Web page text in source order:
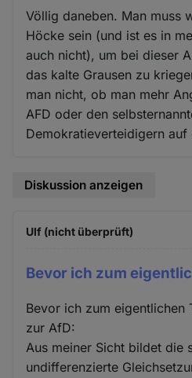
Völlig daneben. Man muss
Höcke sein (und ist es in
auch nicht), um bei dieser
das kalte Grausen zu
man nicht, ob man mehr
AFD oder den
Demokratieverteidigern auf
Diskussion anzeigen
Ulf (nicht überprüft)
Bevor ich zum
Bevor ich zum eigentlichen
zur AfD:
Aus meiner Sicht bildet die
undifferenzierte